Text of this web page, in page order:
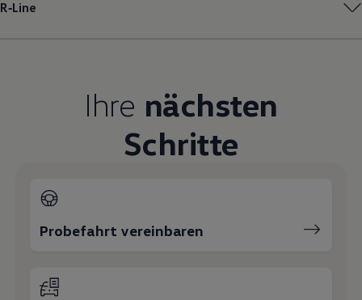
Pannen- und Unfallhilfe
Volkswagen Kundenbetreuung
R‑Line
Ihre nächsten
Schritte
Probefahrt vereinbaren